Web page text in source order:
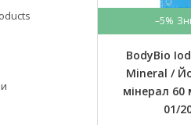
–5%
BodyBio
Mineral /
мінерал 60
01/